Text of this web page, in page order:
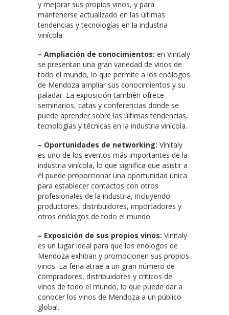
y mejorar sus propios vinos, y para
mantenerse actualizado en las últimas
tendencias y tecnologías en la industria
vinícola:
– Ampliación de conocimientos: en Vinitaly
se presentan una gran variedad de vinos de
todo el mundo, lo que permite a los enólogos
de Mendoza ampliar sus conocimientos y su
paladar. La exposición también ofrece
seminarios, catas y conferencias donde se
puede aprender sobre las últimas tendencias,
tecnologías y técnicas en la industria vinícola.
– Oportunidades de networking: Vinitaly
es uno de los eventos más importantes de la
industria vinícola, lo que significa que asistir a
él puede proporcionar una oportunidad única
para establecer contactos con otros
profesionales de la industria, incluyendo
productores, distribuidores, importadores y
otros enólogos de todo el mundo.
– Exposición de sus propios vinos: Vinitaly
es un lugar ideal para que los enólogos de
Mendoza exhiban y promocionen sus propios
vinos. La feria atrae a un gran número de
compradores, distribuidores y críticos de
vinos de todo el mundo, lo que puede dar a
conocer los vinos de Mendoza a un público
global.